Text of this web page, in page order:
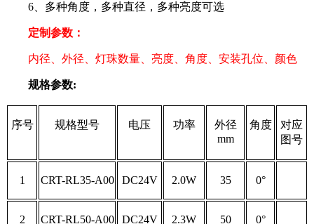
6、多种角度，多种直径，多种亮度可选
定制参数：
内径、外径、灯珠数量、亮度、角度、安装孔位、颜色
规格参数:
序号 规格型号 电压 功率
外径
mm
角度
对应
图号
1 CRT-RL35-A00 DC24V 2.0W 35 0°
2 CRT-RL50-A00 DC24V 2.3W 50 0°